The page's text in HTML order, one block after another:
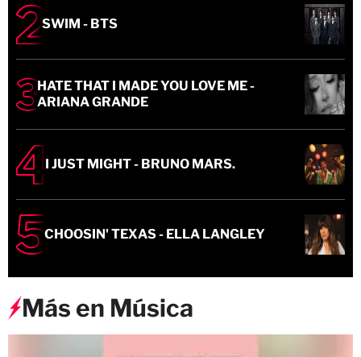
SWIM - BTS
HATE THAT I MADE YOU LOVE ME -
ARIANA GRANDE
I JUST MIGHT - BRUNO MARS.
CHOOSIN' TEXAS - ELLA LANGLEY
Más en Música